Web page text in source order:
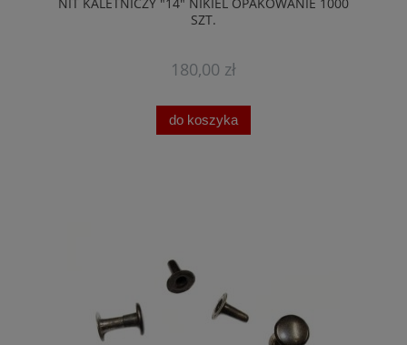
SZT.
180,00 zł
do koszyka